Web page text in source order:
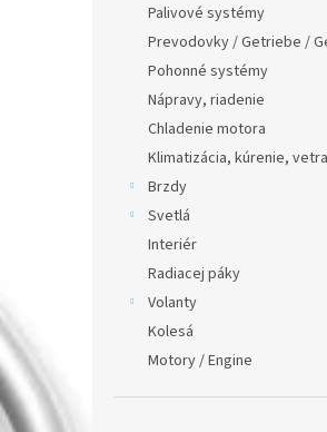
Palivové systémy
Prevodovky / Getriebe /
Pohonné systémy
Nápravy, riadenie
Chladenie motora
Klimatizácia, kúrenie,
Brzdy
Svetlá
Interiér
Radiacej páky
Volanty
Kolesá
Motory / Engine